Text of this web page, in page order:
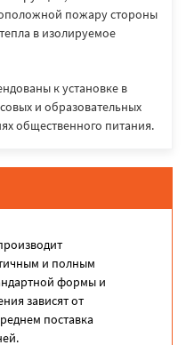
пожару стороны
в изолируемое
к установке в
и образовательных
общественного питания.
и полным
формы и
зависят от
поставка